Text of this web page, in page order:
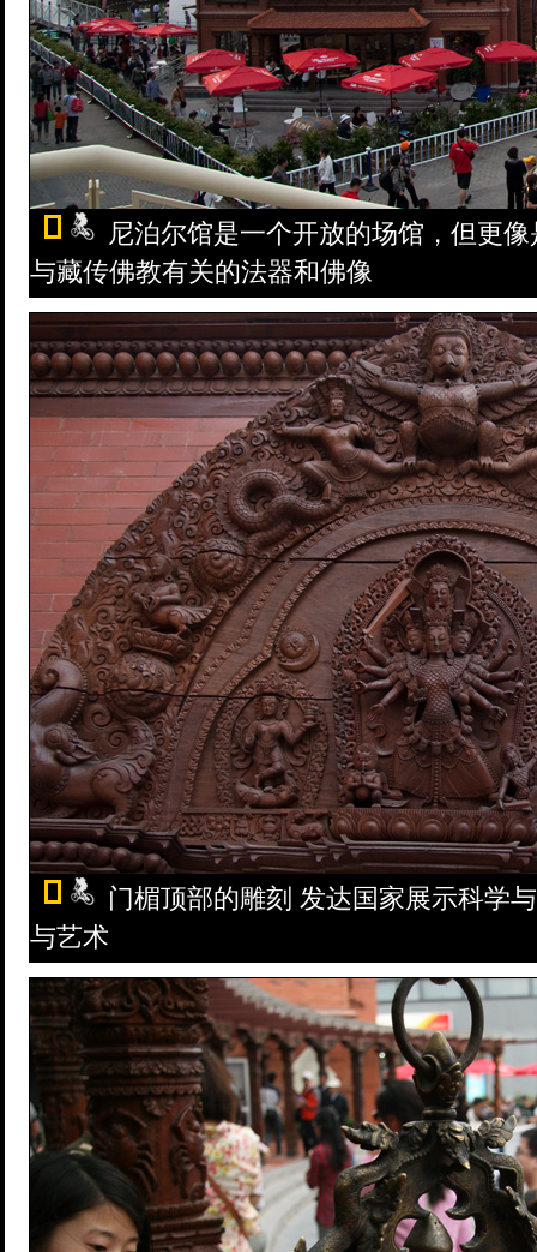
尼泊尔馆是一个开放的场馆，但更
与藏传佛教有关的法器和佛像
门楣顶部的雕刻 发达国家展示科学
与艺术